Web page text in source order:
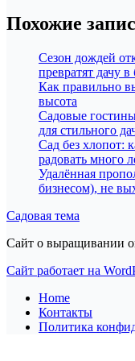
Похожие
Сезон дождей
превратят дачу в
Как правильно
высота
Садовые
для стильного
Сад без хлопот:
радовать много
Удалённая
бизнесом), не
Садовая тема
Сайт о выращивании
Сайт работает на
Home
Контакты
Политика